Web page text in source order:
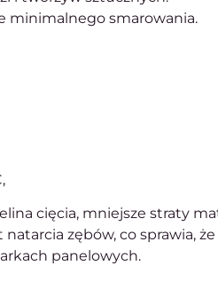
minimalnego smarowania.
cięcia, mniejsze straty
zębów, co sprawia,
panelowych.